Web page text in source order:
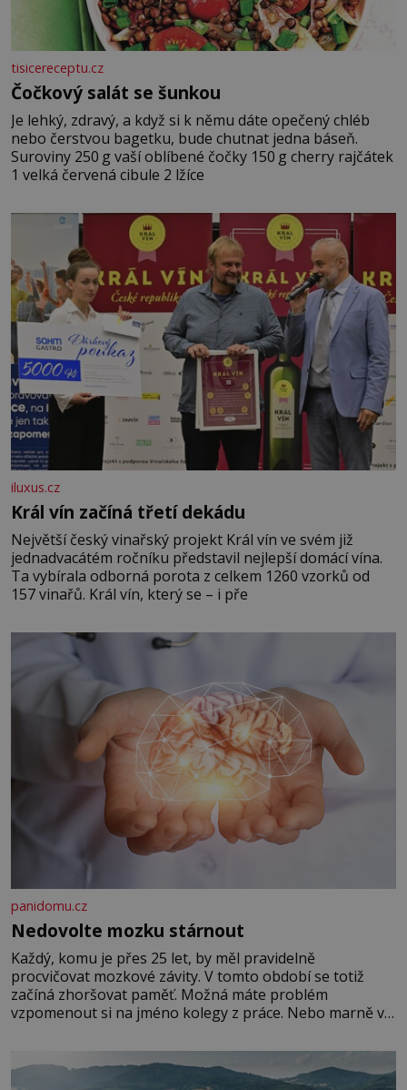
tisicereceptu.cz
Čočkový salát se šunkou
Je lehký, zdravý, a když si k němu dáte opečený chléb
nebo čerstvou bagetku, bude chutnat jedna báseň.
Suroviny 250 g vaší oblíbené čočky 150 g cherry rajčátek
1 velká červená cibule 2 lžíce
iluxus.cz
Král vín začíná třetí dekádu
Největší český vinařský projekt Král vín ve svém již
jednadvacátém ročníku představil nejlepší domácí vína.
Ta vybírala odborná porota z celkem 1260 vzorků od
157 vinařů. Král vín, který se – i pře
panidomu.cz
Nedovolte mozku stárnout
Každý, komu je přes 25 let, by měl pravidelně
procvičovat mozkové závity. V tomto období se totiž
začíná zhoršovat paměť. Možná máte problém
vzpomenout si na jméno kolegy z práce. Nebo marně v
Je to opravdu tak, s věkem jako kdyby se paměť
rozhodla stávkovat. Cvičte